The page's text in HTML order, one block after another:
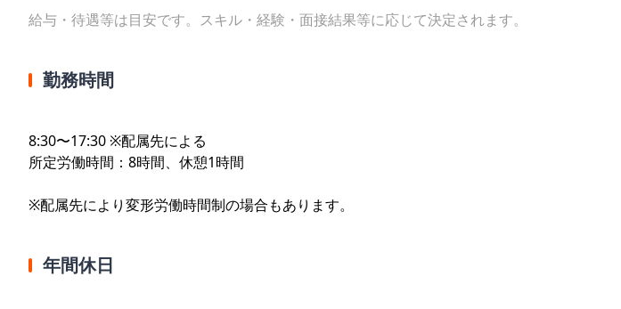
給与・待遇等は目安です。スキル・経験・面接結果等に応じて決定されます。
勤務時間
8:30〜17:30 ※配属先による
所定労働時間：8時間、休憩1時間
※配属先により変形労働時間制の場合もあります。
年間休日